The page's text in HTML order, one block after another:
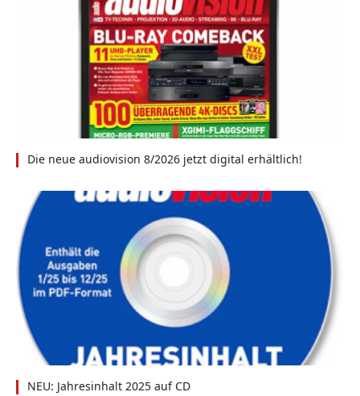
Die neue audiovision 8/2026 jetzt digital erhältlich!
NEU: Jahresinhalt 2025 auf CD